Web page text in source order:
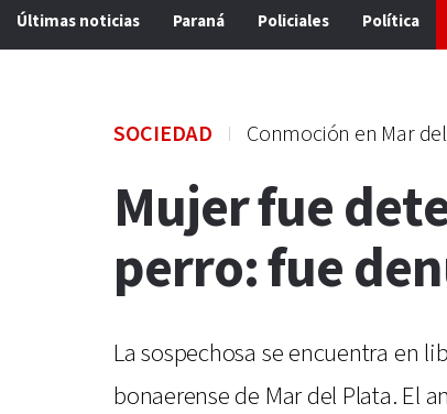
Últimas noticias Paraná Policiales Política
SOCIEDAD Conmoción en Mar
Mujer fue
perro: fue
La sospechosa se encuentra en
bonaerense de Mar del Plata. El